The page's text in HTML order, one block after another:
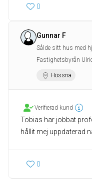
0
Gunnar F
Sålde sitt hus med
Fastighetsbyrån
Hössna
Verifierad kund
Tobias har jobbat
hållit mej uppdaterad
0